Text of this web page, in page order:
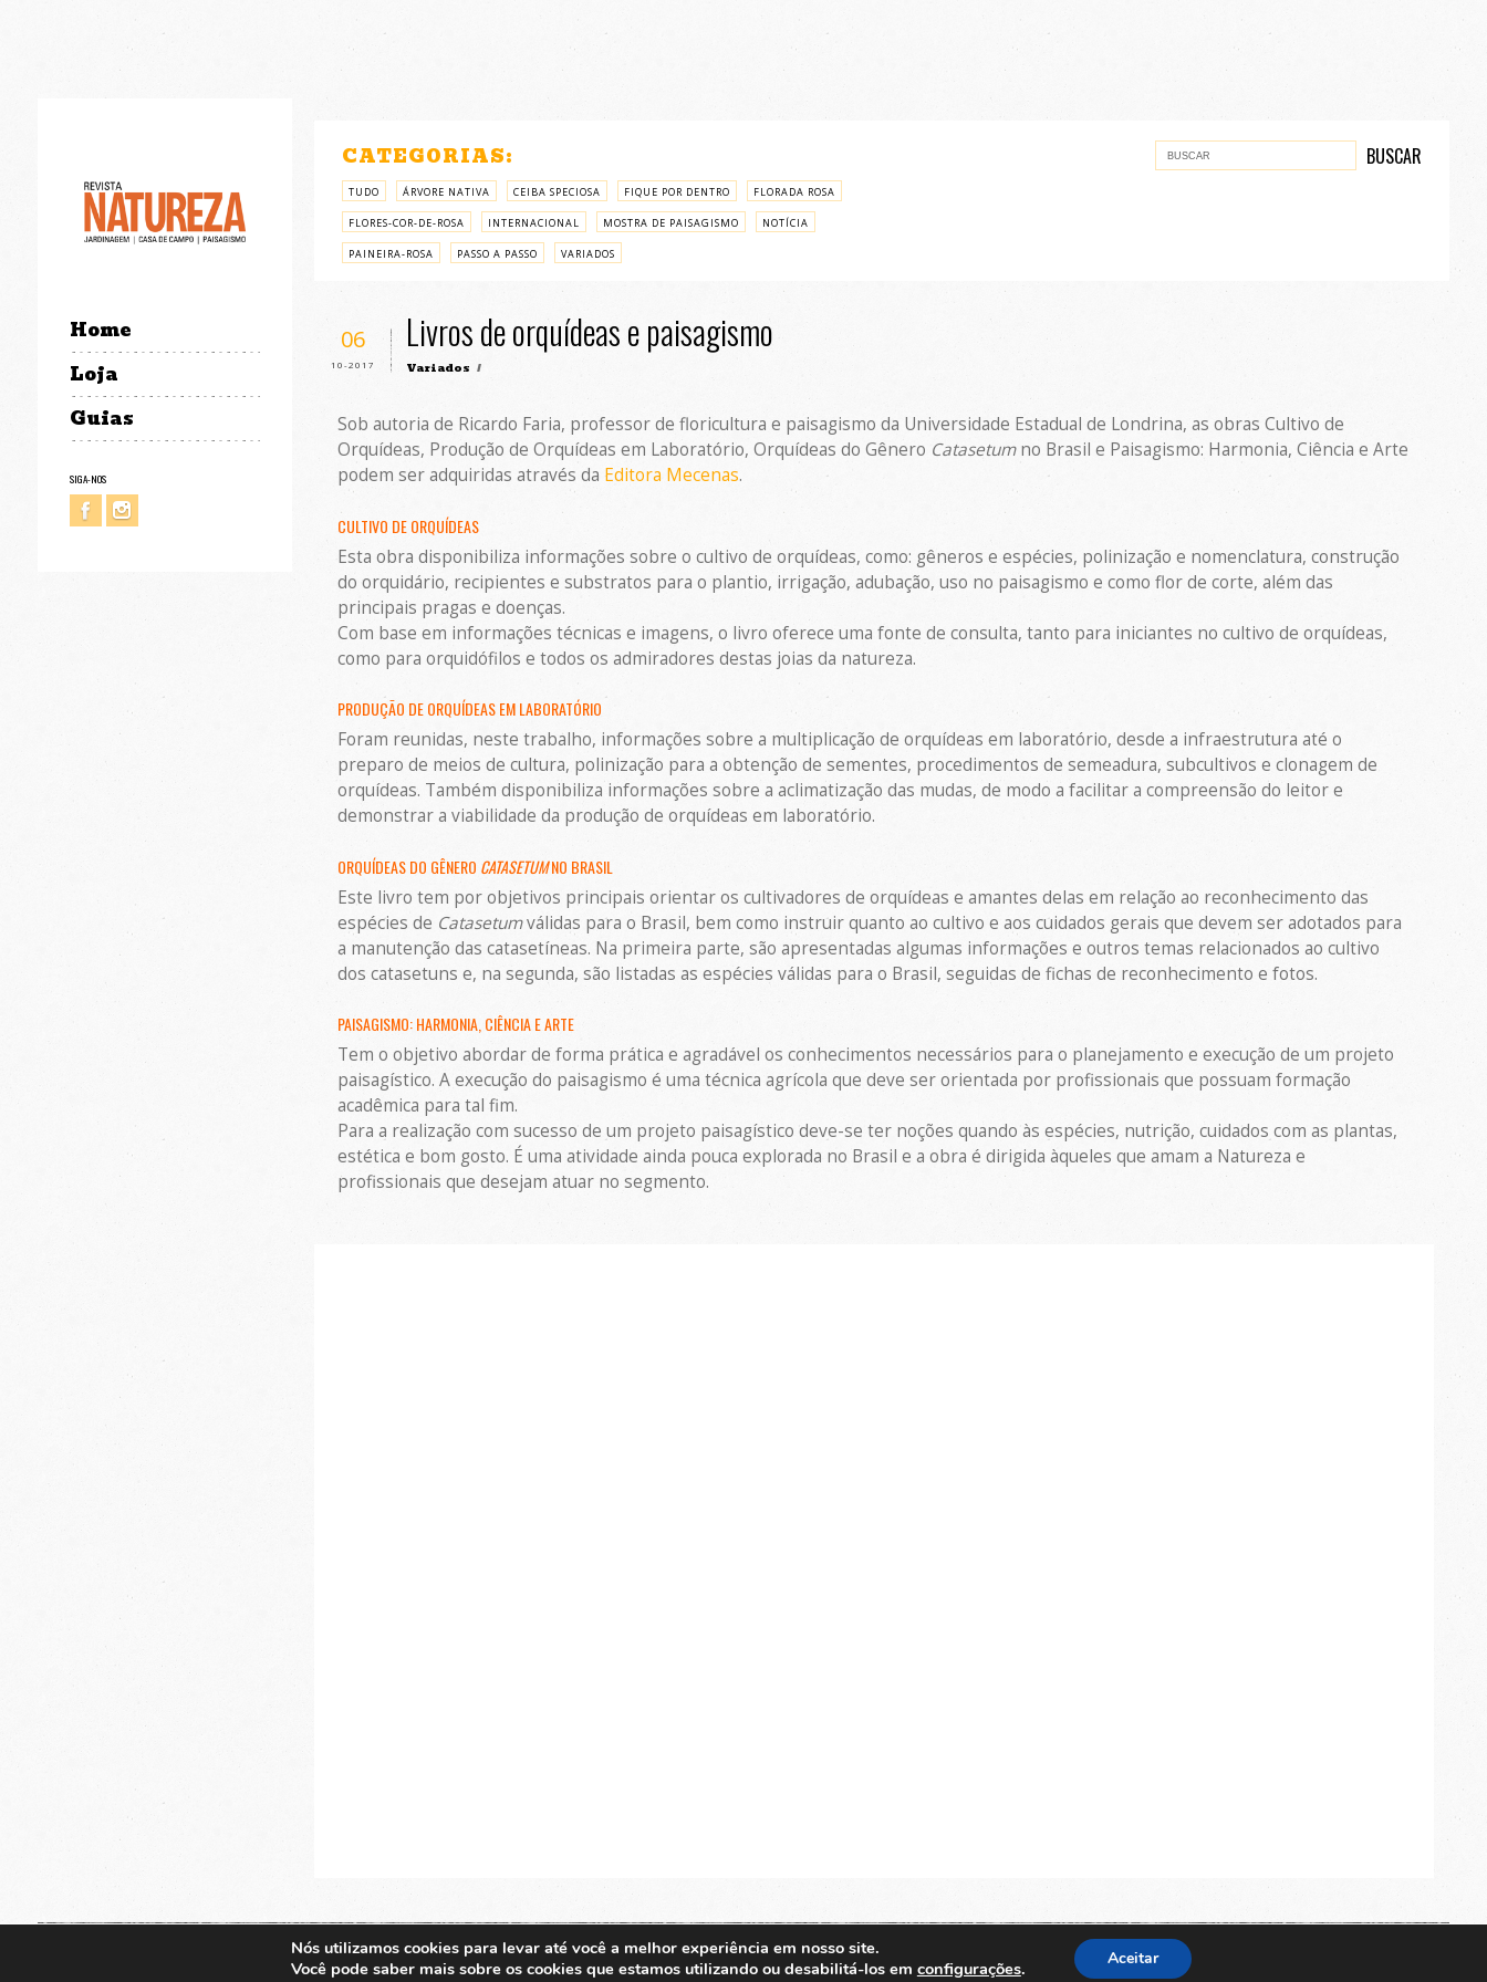
Home
Loja
Guias
SIGA-NOS
CATEGORIAS:
TUDO ÁRVORE NATIVA CEIBA SPECIOSA FIQUE POR DENTRO FLORADA ROSA
FLORES-COR-DE-ROSA INTERNACIONAL MOSTRA DE PAISAGISMO NOTÍCIA
PAINEIRA-ROSA PASSO A PASSO VARIADOS
06
10-2017
Livros de orquídeas e paisagismo
Variados /
Sob autoria de Ricardo Faria, professor de floricultura e paisagismo da Universidade Estadual de Londrina, as obras Cultivo de
Orquídeas, Produção de Orquídeas em Laboratório, Orquídeas do Gênero Catasetumno Brasil e Paisagismo: Harmonia, Ciência e Arte
podem ser adquiridas através da Editora Mecenas.
CULTIVO DE ORQUÍDEAS
Esta obra disponibiliza informações sobre o cultivo de orquídeas, como: gêneros e espécies, polinização e nomenclatura, construção
do orquidário, recipientes e substratos para o plantio, irrigação, adubação, uso no paisagismo e como flor de corte, além das
principais pragas e doenças.
Com base em informações técnicas e imagens, o livro oferece uma fonte de consulta, tanto para iniciantes no cultivo de orquídeas,
como para orquidófilos e todos os admiradores destas joias da natureza.
PRODUÇÃO DE ORQUÍDEAS EM LABORATÓRIO
Foram reunidas, neste trabalho, informações sobre a multiplicação de orquídeas em laboratório, desde a infraestrutura até o
preparo de meios de cultura, polinização para a obtenção de sementes, procedimentos de semeadura, subcultivos e clonagem de
orquídeas. Também disponibiliza informações sobre a aclimatização das mudas, de modo a facilitar a compreensão do leitor e
demonstrar a viabilidade da produção de orquídeas em laboratório.
ORQUÍDEAS DO GÊNERO CATASETUMNO BRASIL
Este livro tem por objetivos principais orientar os cultivadores de orquídeas e amantes delas em relação ao reconhecimento das
espécies de Catasetumválidas para o Brasil, bem como instruir quanto ao cultivo e aos cuidados gerais que devem ser adotados para
a manutenção das catasetíneas. Na primeira parte, são apresentadas algumas informações e outros temas relacionados ao cultivo
dos catasetuns e, na segunda, são listadas as espécies válidas para o Brasil, seguidas de fichas de reconhecimento e fotos.
PAISAGISMO: HARMONIA, CIÊNCIA E ARTE
Tem o objetivo abordar de forma prática e agradável os conhecimentos necessários para o planejamento e execução de um projeto
paisagístico. A execução do paisagismo é uma técnica agrícola que deve ser orientada por profissionais que possuam formação
acadêmica para tal fim.
Para a realização com sucesso de um projeto paisagístico deve-se ter noções quando às espécies, nutrição, cuidados com as plantas,
estética e bom gosto. É uma atividade ainda pouca explorada no Brasil e a obra é dirigida àqueles que amam a Natureza e
profissionais que desejam atuar no segmento.
Nós utilizamos cookies para levar até você a melhor experiência em nosso site.
Você pode saber mais sobre os cookies que estamos utilizando ou desabilitá-los em configurações. Aceitar